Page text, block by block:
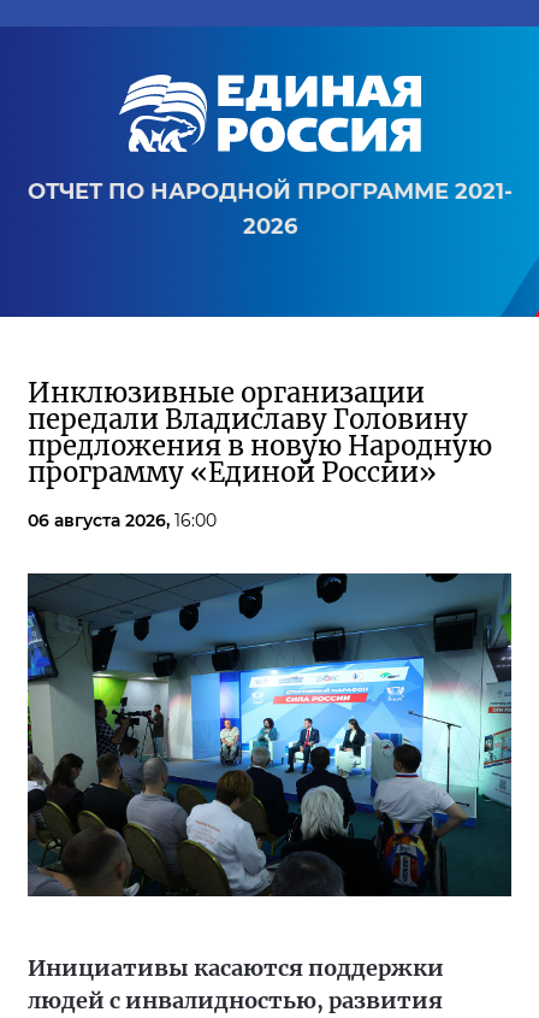
ОТЧЕТ ПО НАРОДНОЙ ПРОГРАММЕ 2021-
2026
Инклюзивные организации
передали Владиславу Головину
предложения в новую Народную
программу «Единой России»
06 августа 2026, 16:00
Инициативы касаются поддержки
людей с инвалидностью, развития